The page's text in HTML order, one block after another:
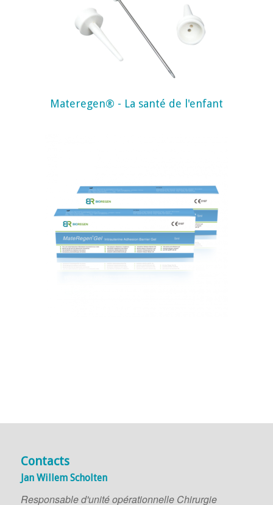
Materegen® - La santé de l'enfant
Contacts
Jan Willem Scholten
Responsable d'unité opérationnelle Chirurgie